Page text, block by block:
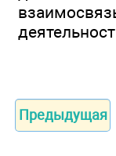
Предыдущая